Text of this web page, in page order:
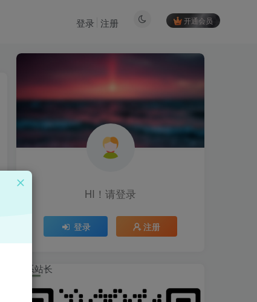
开通会员
登录 注册
HI！请登录
登录 注册
HI！请登录
登录 注册
联系站长